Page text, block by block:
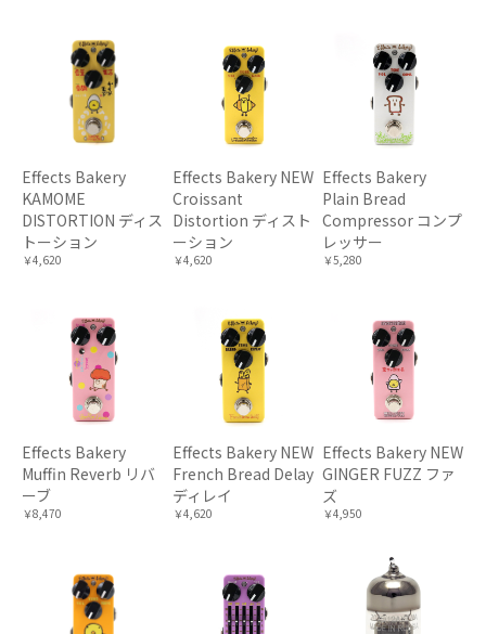
Effects Bakery
KAMOME
DISTORTION ディス
トーション
￥4,620
Effects Bakery NEW
Croissant
Distortion ディスト
ーション
￥4,620
Effects Bakery
Plain Bread
Compressor コンプ
レッサー
￥5,280
Effects Bakery
Muffin Reverb リバ
ーブ
￥8,470
Effects Bakery NEW
French Bread Delay
ディレイ
￥4,620
Effects Bakery NEW
GINGER FUZZ ファ
ズ
￥4,950